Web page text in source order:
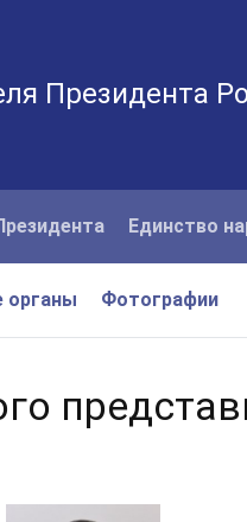
Президента
Единство
органы Фотографии